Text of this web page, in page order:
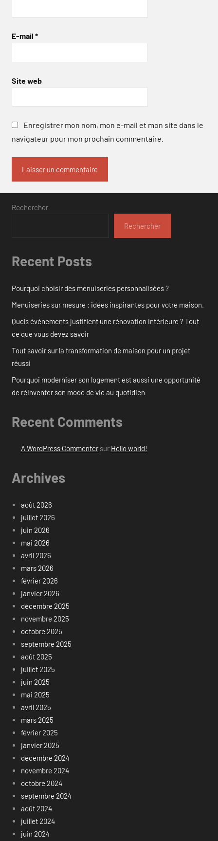
E-mail *
Site web
Enregistrer mon nom, mon e-mail et mon site dans le
navigateur pour mon prochain commentaire.
Rechercher
Rechercher
Recent Posts
Pourquoi choisir des menuiseries personnalisées ?
Menuiseries sur mesure : idées inspirantes pour votre maison.
Quels événements justifient une rénovation intérieure ? Tout
ce que vous devez savoir
Tout savoir sur la transformation de maison pour un projet
réussi
Pourquoi moderniser son logement est aussi une opportunité
de réinventer son mode de vie au quotidien
Recent Comments
A WordPress Commentersur Hello world!
Archives
août 2026
juillet 2026
juin 2026
mai 2026
avril 2026
mars 2026
février 2026
janvier 2026
décembre 2025
novembre 2025
octobre 2025
septembre 2025
août 2025
juillet 2025
juin 2025
mai 2025
avril 2025
mars 2025
février 2025
janvier 2025
décembre 2024
novembre 2024
octobre 2024
septembre 2024
août 2024
juillet 2024
juin 2024